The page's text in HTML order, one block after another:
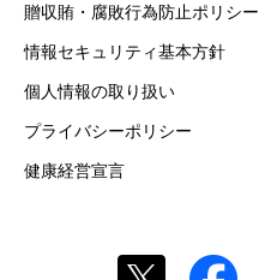
贈収賄・腐敗行為防止ポリシー
情報セキュリティ基本方針
個人情報の取り扱い
プライバシーポリシー
健康経営宣言